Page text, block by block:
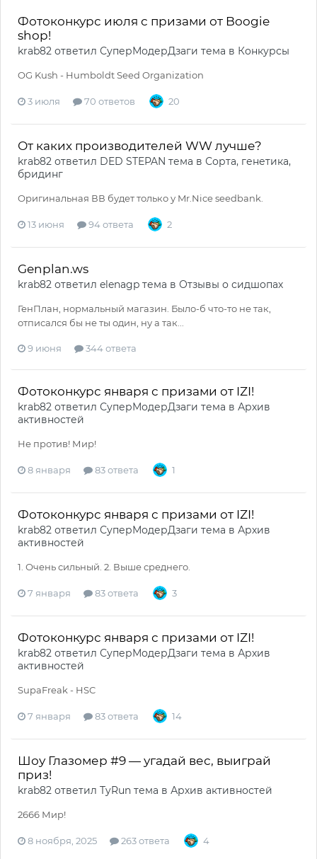
Фотоконкурс июля с призами от Boogie
shop!
krab82 ответил СуперМодерДзаги тема в Конкурсы
OG Kush - Humboldt Seed Organization
3 июля 70 ответов 20
От каких производителей WW лучше?
krab82 ответил DED STEPAN тема в Сорта, генетика,
бридинг
Оригинальная ВВ будет только у Mr.Nice seedbank.
13 июня 94 ответа 2
Genplan.ws
krab82 ответил elenagp тема в Отзывы о сидшопах
ГенПлан, нормальный магазин. Было-б что-то не так,
отписался бы не ты один, ну а так...
9 июня 344 ответа
Фотоконкурс января с призами от IZI!
krab82 ответил СуперМодерДзаги тема в Архив
активностей
Не против! Мир!
8 января 83 ответа 1
Фотоконкурс января с призами от IZI!
krab82 ответил СуперМодерДзаги тема в Архив
активностей
1. Очень сильный. 2. Выше среднего.
7 января 83 ответа 3
Фотоконкурс января с призами от IZI!
krab82 ответил СуперМодерДзаги тема в Архив
активностей
SupaFreak - HSC
7 января 83 ответа 14
Шоу Глазомер #9 — угадай вес, выиграй
приз!
krab82 ответил TyRun тема в Архив активностей
2666 Мир!
8 ноября, 2025 263 ответа 4